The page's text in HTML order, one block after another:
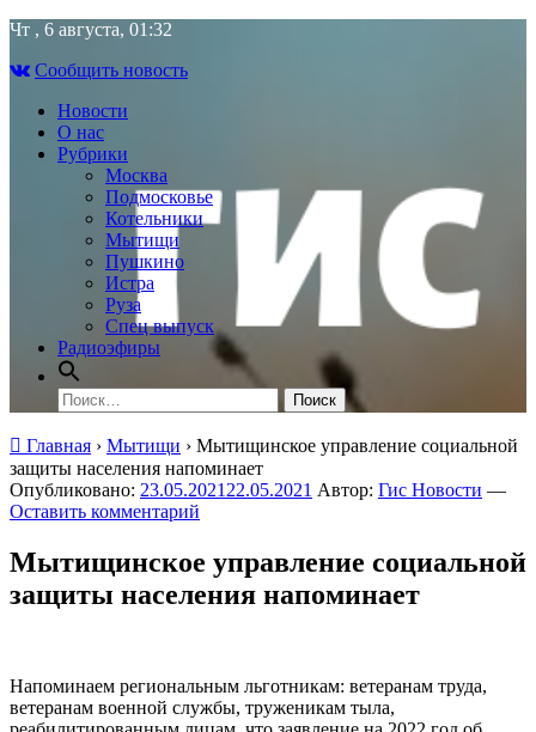
Skip
content
Чт , 6 августа, 01:32
Сообщить новость
Новости
О нас
Рубрики
Москва
Подмосковье
Котельники
Мытищи
Пушкино
Истра
Руза
Спец выпуск
Радиоэфиры
Найти:
Главная › Мытищи › Мытищинское управление социальной
защиты населения напоминает
Опубликовано: 23.05.2021 22.05.2021 Автор: Гис Новости —
Оставить комментарий
Мытищинское управление социальной
защиты населения напоминает
Напоминаем региональным льготникам: ветеранам труда,
ветеранам военной службы, труженикам тыла,